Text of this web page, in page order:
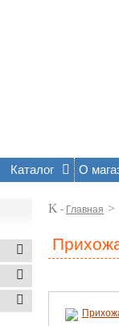
Каталог О
K - Главная >